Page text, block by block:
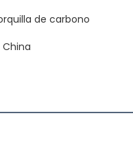
de carbono
China